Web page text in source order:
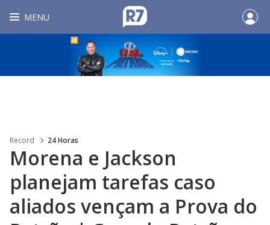
MENU
Record 24 Horas
Morena e Jackson
planejam tarefas caso
aliados vençam a Prova do